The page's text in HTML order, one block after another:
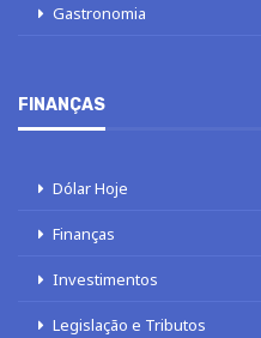
Gastronomia
FINANÇAS
Dólar Hoje
Finanças
Investimentos
Legislação e Tributos